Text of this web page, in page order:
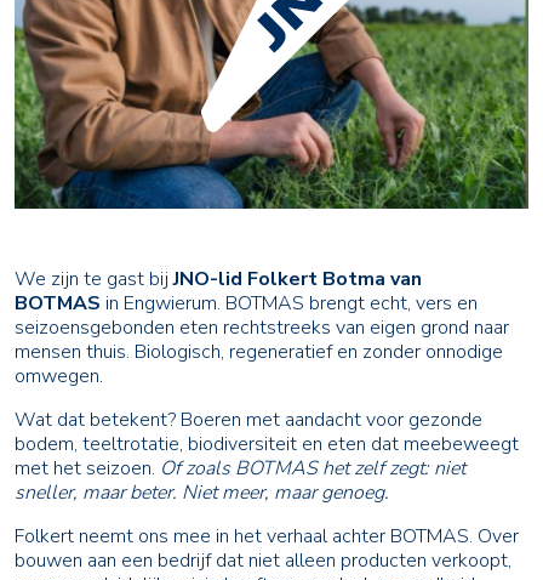
We zijn te gast bijJNO-lid Folkert Botma van
BOTMAS in Engwierum. BOTMAS brengt echt, vers en
seizoensgebonden eten rechtstreeks van eigen grond naar
mensen thuis. Biologisch, regeneratief en zonder onnodige
omwegen.
Wat dat betekent? Boeren met aandacht voor gezonde
bodem, teeltrotatie, biodiversiteit en eten dat meebeweegt
met het seizoen. Of zoals BOTMAS het zelf zegt: niet
sneller, maar beter. Niet meer, maar genoeg.
Folkert neemt ons mee in het verhaal achter BOTMAS. Over
bouwen aan een bedrijf dat niet alleen producten verkoopt,